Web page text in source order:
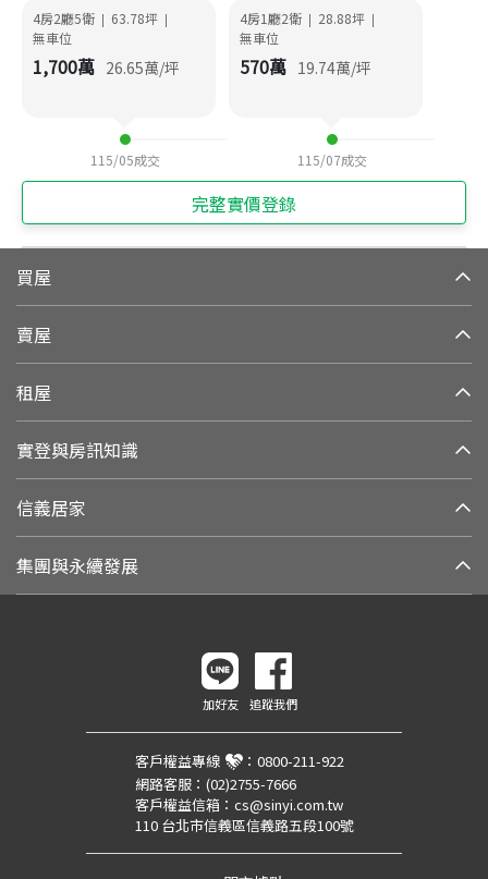
4房2廳5衛 | 63.78坪 |
無車位
1,700萬 26.65萬/坪
115/05成交
4房1廳2衛 | 28.88坪 |
無車位
570萬 19.74萬/坪
115/07成交
完整實價登錄
買屋
賣屋
租屋
實登與房訊知識
信義居家
集團與永續發展
加好友 追蹤我們
客戶權益專線 ： 0800-211-922
網路客服： (02)2755-7666
客戶權益信箱： cs@sinyi.com.tw
110 台北市信義區信義路五段100號